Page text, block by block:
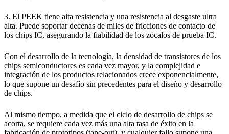
3. El PEEK tiene alta resistencia y una resistencia al desgaste ultra
alta. Puede soportar decenas de miles de fricciones de contacto de
los chips IC, asegurando la fiabilidad de los zócalos de prueba IC.
Con el desarrollo de la tecnología, la densidad de transistores de los
chips semiconductores es cada vez mayor, y la complejidad e
integración de los productos relacionados crece exponencialmente,
lo que supone un desafío sin precedentes para el diseño y desarrollo
de chips.
Al mismo tiempo, a medida que el ciclo de desarrollo de chips se
acorta, se requiere cada vez más una alta tasa de éxito en la